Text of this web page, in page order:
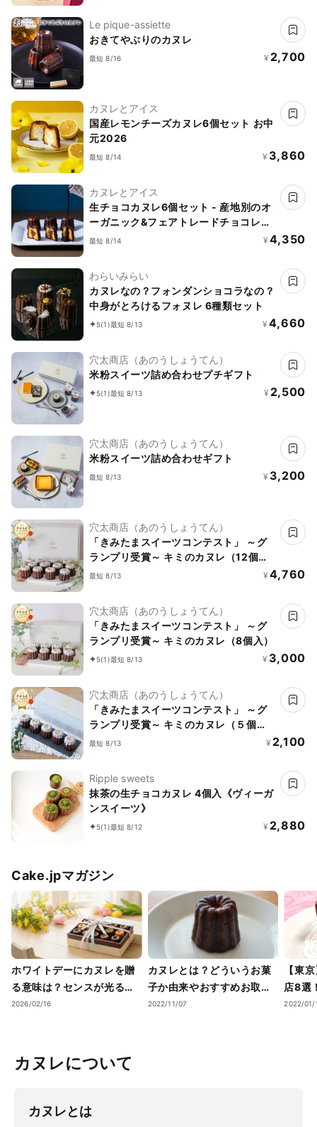
Le pique-assiette
おきてやぶりのカヌレ
最短 8/16 ¥ 2,700
カヌレとアイス
国産レモンチーズカヌレ6個セット お中
元2026
最短 8/14 ¥ 3,860
カヌレとアイス
生チョコカヌレ6個セット - 産地別のオ
ーガニック&フェアトレードチョコレー
ト使用
最短 8/14 ¥ 4,350
わらいみらい
カヌレなの？フォンダンショコラなの？
中身がとろけるフォヌレ 6種類セット
5(1)最短 8/13 ¥ 4,660
穴太商店（あのうしょうてん）
米粉スイーツ詰め合わせプチギフト
5(1)最短 8/13 ¥ 2,500
穴太商店（あのうしょうてん）
米粉スイーツ詰め合わせギフト
最短 8/13 ¥ 3,200
穴太商店（あのうしょうてん）
「きみたまスイーツコンテスト」 ～グ
ランプリ受賞～ キミのカヌレ（12個
入）
最短 8/13 ¥ 4,760
穴太商店（あのうしょうてん）
「きみたまスイーツコンテスト」 ～グ
ランプリ受賞～ キミのカヌレ（8個入）
5(1)最短 8/13 ¥ 3,000
穴太商店（あのうしょうてん）
「きみたまスイーツコンテスト」 ～グ
ランプリ受賞～ キミのカヌレ（５個
入）
最短 8/13 ¥ 2,100
Ripple sweets
抹茶の生チョコカヌレ 4個入《ヴィーガ
ンスイーツ》
5(1)最短 8/12 ¥ 2,880
Cake.jpマガジン
ホワイトデーにカヌレを贈
る意味は？センスが光るお
返し・絶品お取り寄せラン
2026/02/16
カヌレとは？どういうお菓
子か由来やおすすめお取り
寄せ品まで紹介
2022/11/07
【東
店8選
品も
2022/01/
カヌレについて
カヌレとは